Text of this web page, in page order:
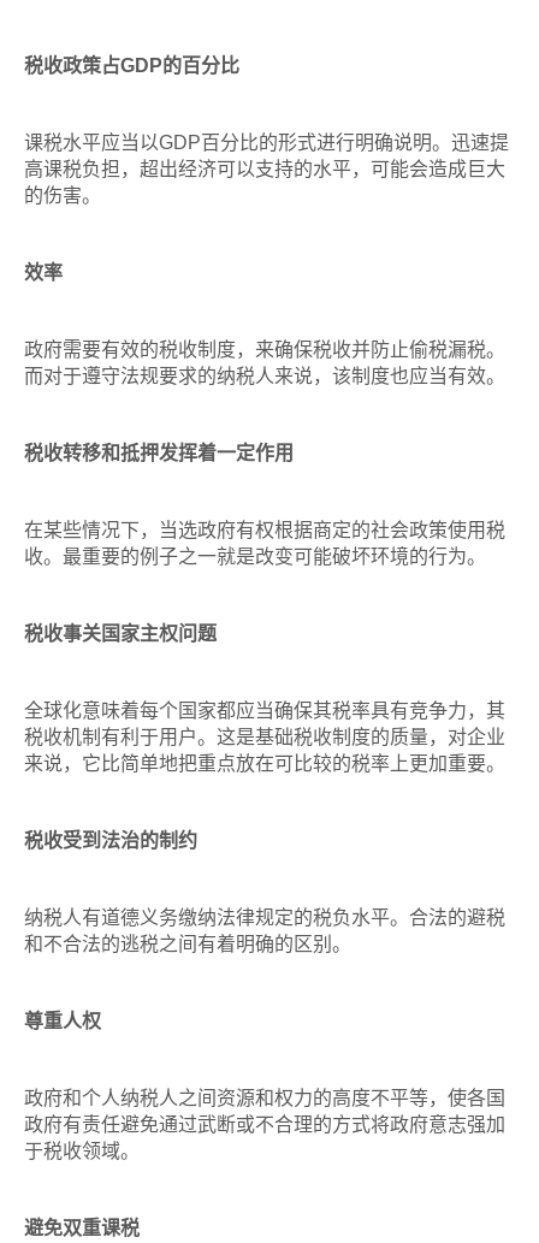
税收政策占GDP的百分比
课税水平应当以GDP百分比的形式进行明确说明。迅速提
高课税负担，超出经济可以支持的水平，可能会造成巨大
的伤害。
效率
政府需要有效的税收制度，来确保税收并防止偷税漏税。
而对于遵守法规要求的纳税人来说，该制度也应当有效。
税收转移和抵押发挥着一定作用
在某些情况下，当选政府有权根据商定的社会政策使用税
收。最重要的例子之一就是改变可能破坏环境的行为。
税收事关国家主权问题
全球化意味着每个国家都应当确保其税率具有竞争力，其
税收机制有利于用户。这是基础税收制度的质量，对企业
来说，它比简单地把重点放在可比较的税率上更加重要。
税收受到法治的制约
纳税人有道德义务缴纳法律规定的税负水平。合法的避税
和不合法的逃税之间有着明确的区别。
尊重人权
政府和个人纳税人之间资源和权力的高度不平等，使各国
政府有责任避免通过武断或不合理的方式将政府意志强加
于税收领域。
避免双重课税